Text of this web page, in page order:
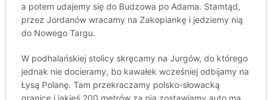
a potem udajemy się do Budzowa po Adama. Stamtąd,
przez Jordanów wracamy na Zakopiankę i jedziemy nią
do Nowego Targu.
W podhalańskiej stolicy skręcamy na Jurgów, do którego
jednak nie docieramy, bo kawałek wcześniej odbijamy na
Łysą Polanę. Tam przekraczamy polsko-słowacką
granicę i jakieś 200 metrów za nią zostawiamy auto ma